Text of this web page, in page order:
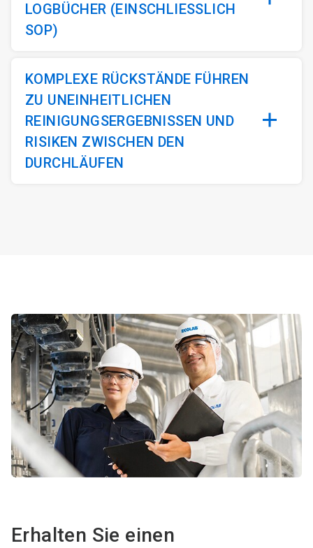
LOGBÜCHER (EINSCHLIESSLICH S
OP)
KOMPLEXE RÜCKSTÄNDE FÜHREN
ZU UNEINHEITLICHEN
REINIGUNGSERGEBNISSEN UND
RISIKEN ZWISCHEN DEN
DURCHLÄUFEN
Erhalten Sie einen